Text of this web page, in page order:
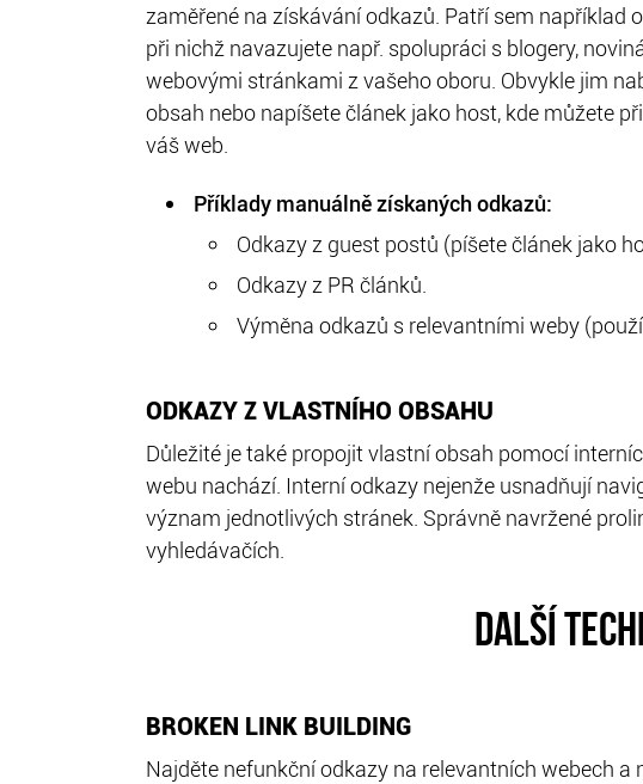
zaměřené na získávání odkazů. Patří sem například
při nichž navazujete např. spolupráci s blogery,
webovými stránkami z vašeho oboru. Obvykle jim
obsah nebo napíšete článek jako host, kde můžete
váš web.
Příklady manuálně získaných odkazů:
Odkazy z guest postů (píšete článek jako
Odkazy z PR článků.
Výměna odkazů s relevantními weby
ODKAZY Z VLASTNÍHO OBSAHU
Důležité je také propojit vlastní obsah pomocí
webu nachází. Interní odkazy nejenže usnadňují
význam jednotlivých stránek. Správně navržené
vyhledávačích.
DALŠÍ
BROKEN LINK BUILDING
Najděte nefunkční odkazy na relevantních webech